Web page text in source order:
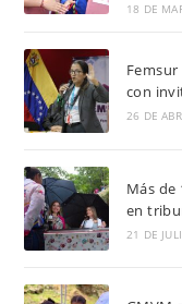
18 DE
con
26 DE
Más de
en
21 DE